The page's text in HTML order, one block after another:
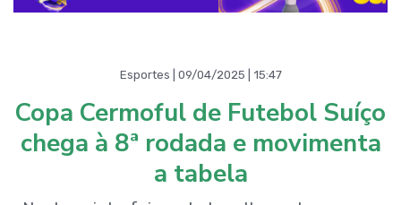
Esportes | 09/04/2025 | 15:47
Copa Cermoful de Futebol Suíço
chega à 8ª rodada e movimenta
a tabela